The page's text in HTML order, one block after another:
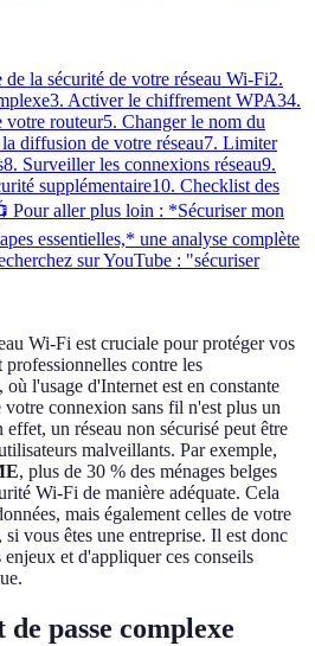
la sécurité de votre réseau Wi-Fi2.
3. Activer le chiffrement WPA34.
votre routeur5. Changer le nom du
diffusion de votre réseau7. Limiter
8. Surveiller les connexions réseau9.
supplémentaire10. Checklist des
Pour aller plus loin : *Sécuriser mon
essentielles,* une analyse complète
sur YouTube : "sécuriser
Wi-Fi est cruciale pour protéger vos
contre les
l'usage d'Internet est en constante
votre connexion sans fil n'est plus un
un réseau non sécurisé peut être
malveillants. Par exemple,
, plus de 30 % des ménages belges
Wi-Fi de manière adéquate. Cela
mais également celles de votre
vous êtes une entreprise. Il est donc
et d'appliquer ces conseils
passe complexe